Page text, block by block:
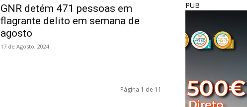
GNR detém 471 pessoas em
flagrante delito em semana de
agosto
17 de Agosto, 2024
Página 1 de 11
PUB